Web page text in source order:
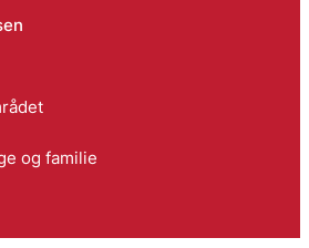
og familie